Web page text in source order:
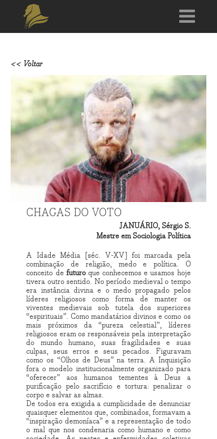
<< Voltar
CHAGAS DO VOTO
JANUÁRIO, Sérgio S.
Mestre em Sociologia Política
A Idade Média [séc. V-XV] foi marcada pela
combinação de religião, medo e política. O
conceito de futuroque conhecemos e usamos hoje
tivera outro sentido. No período medieval o tempo
era instância divina e o medo propagado pelos
líderes religiosos como forma de manter os
viventes medievais sob tutela dos superiores
“espirituais”. Como mandatários divinos e como os
mais próximos da “pureza celestial”, líderes
religiosos eram os responsáveis pela interpretação
do mundo humano, suas fragilidades e suas
culpas, seus erros e seus pecados. Figuravam
como os “Olhos de Deus” na terra. A Inquisição
fora o modelo institucionalmente organizado para
“oferecer” aos humanos tementes à Deus a
purificação pelo sacrifício e tortura: penalizar o
corpo e salvar as almas.
De todos era exigida a cumplicidade de denunciar
quaisquer elementos que, combinados, formavam a
“inspiração demoníaca” e a representação de todo
o mal que nos condenaria como humano e como